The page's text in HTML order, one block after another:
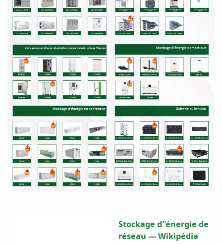
Stockage d''énergie de
réseau — Wikipédia